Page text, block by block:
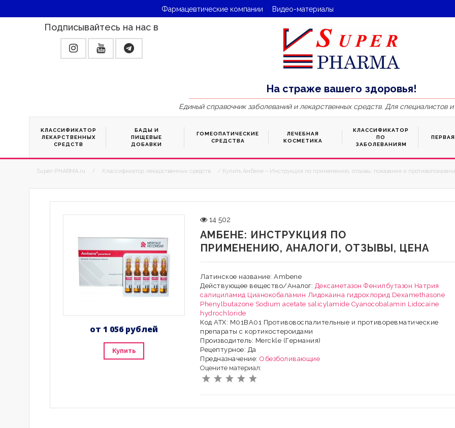
Фармацевтические компании Видео-материалы
Подписывайтесь на нас в
На страже вашего здоровья!
Единый справочник заболеваний и лекарственных средств. Для специалистов
КЛАССИФИКАТОР
ЛЕКАРСТВЕННЫХ
СРЕДСТВ
БАДЫ И
ПИЩЕВЫЕ
ДОБАВКИ
ГОМЕОПАТИЧЕСКИЕ
СРЕДСТВА
ЛЕЧЕБНАЯ
КОСМЕТИКА
КЛАССИФИКАТОР
ПО
ЗАБОЛЕВАНИЯМ
Super-PHARMA.ru / Классификатор лекарственных средств / Купить Амбене – Инструкция по применению, отзывы, показания и
от 1 056 рублей
Купить
14 502
АМБЕНЕ: ИНСТРУКЦИЯ ПО
ПРИМЕНЕНИЮ, АНАЛОГИ, ОТЗЫВЫ, ЦЕНА
Латинское название: Ambene
Действующее вещество/Аналог: Дексаметазон Фенилбутазон Натрия
салициламид Цианокобаламин Лидокаина гидрохлорид Dexamethasone
Phenylbutazone Sodium acetate salicylamide Cyanocobalamin Lidocaine
hydrochloride
Код АТХ: M01BA01 Противовоспалительные и противоревматические
препараты с кортикостероидами
Производитель: Merckle (Германия)
Рецептурное: Да
Предназначение:Обезболивающие
Оцените материал: